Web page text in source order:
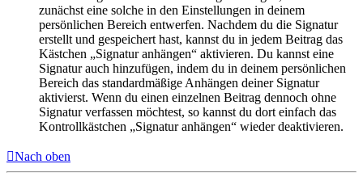
zunächst eine solche in den Einstellungen in deinem
persönlichen Bereich entwerfen. Nachdem du die Signatur
erstellt und gespeichert hast, kannst du in jedem Beitrag das
Kästchen „Signatur anhängen“ aktivieren. Du kannst eine
Signatur auch hinzufügen, indem du in deinem persönlichen
Bereich das standardmäßige Anhängen deiner Signatur
aktivierst. Wenn du einen einzelnen Beitrag dennoch ohne
Signatur verfassen möchtest, so kannst du dort einfach das
Kontrollkästchen „Signatur anhängen“ wieder deaktivieren.
Nach oben